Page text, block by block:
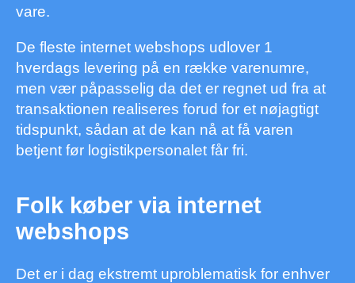
vare.
De fleste internet webshops udlover 1
hverdags levering på en række varenumre,
men vær påpasselig da det er regnet ud fra at
transaktionen realiseres forud for et nøjagtigt
tidspunkt, sådan at de kan nå at få varen
betjent før logistikpersonalet får fri.
Folk køber via internet
webshops
Det er i dag ekstremt uproblematisk for enhver